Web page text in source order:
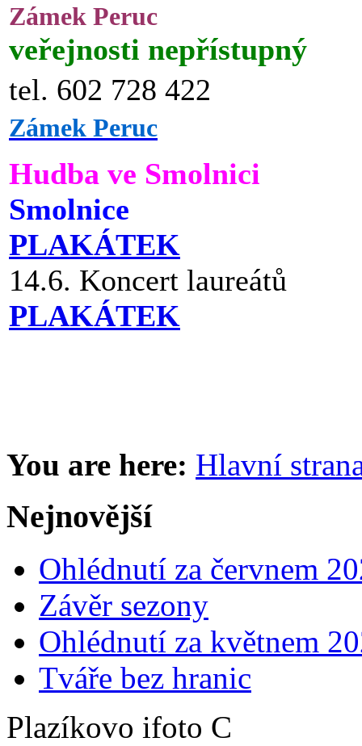
Zámek Peruc
veřejnosti nepřístupný
tel. 602 728 422
Zámek Peruc
Hudba ve Smolnici
Smolnice
PLAKÁTEK
14.6. Koncert laureátů
PLAKÁTEK
You are here: Hlavní
Nejnovější
Ohlédnutí za červnem
Závěr sezony
Ohlédnutí za květnem
Tváře bez hranic
Plazíkovo ifoto C